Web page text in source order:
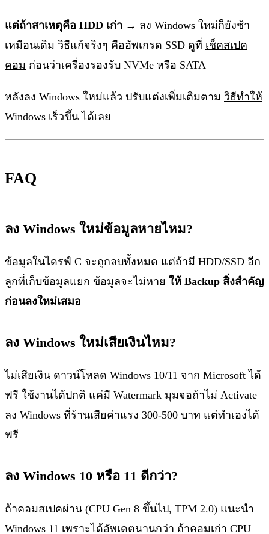
แต่ถ้าสาเหตุคือ HDD เก่า → ลง Windows ใหม่ก็ยังช้า
เหมือนเดิม วิธีแก้จริงๆ คืออัพเกรด SSD ดูที่ เช็คสเปค
คอม ก่อนว่าเครื่องรองรับ NVMe หรือ SATA
หลังลง Windows ใหม่แล้ว ปรับแต่งเพิ่มเติมตาม วิธีทำให้
Windows เร็วขึ้น ได้เลย
FAQ
ลง Windows ใหม่ข้อมูลหายไหม?
ข้อมูลในไดรฟ์ C จะถูกลบทั้งหมด แต่ถ้ามี HDD/SSD อีก
ลูกที่เก็บข้อมูลแยก ข้อมูลจะไม่หาย ให้ Backup สิ่งสำคัญ
ก่อนลงใหม่เสมอ
ลง Windows ใหม่เสียเงินไหม?
ไม่เสียเงิน ดาวน์โหลด Windows 10/11 จาก Microsoft ได้
ฟรี ใช้งานได้ปกติ แค่มี Watermark มุมจอถ้าไม่ Activate
ลง Windows ที่ร้านเสียค่าแรง 300-500 บาท แต่ทำเองได้
ฟรี
ลง Windows 10 หรือ 11 ดีกว่า?
ถ้าคอมสเปคผ่าน (CPU Gen 8 ขึ้นไป, TPM 2.0) แนะนำ
Windows 11 เพราะได้อัพเดตนานกว่า ถ้าคอมเก่า CPU